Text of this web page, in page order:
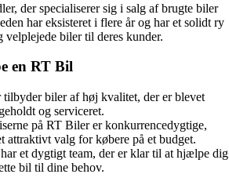
der specialiserer sig i salg af brugte biler
har eksisteret i flere år og har et solidt ry
velplejede biler til deres kunder.
en RT Bil
biler af høj kvalitet, der er blevet
og serviceret.
på RT Biler er konkurrencedygtige,
attraktivt valg for købere på et budget.
et dygtigt team, der er klar til at hjælpe dig
bil til dine behov.